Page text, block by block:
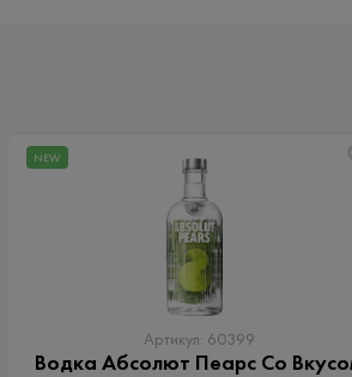
NEW
Артикул: 60399
Водка Абсолют Пеарс Со